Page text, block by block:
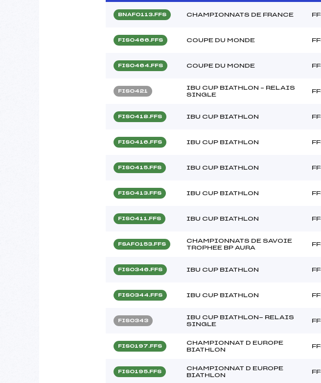
BNAF0113.FFS CHAMPIONNATS DE FRANCE
FIS0466.FFS COUPE DU MONDE
FIS0464.FFS COUPE DU MONDE
FIS0421
IBU CUP BIATHLON – RELAIS
SINGLE
FIS0418.FFS IBU CUP BIATHLON
FIS0416.FFS IBU CUP BIATHLON
FIS0415.FFS IBU CUP BIATHLON
FIS0413.FFS IBU CUP BIATHLON
FIS0411.FFS IBU CUP BIATHLON
FSAF0153.FFS
CHAMPIONNATS DE SAVOIE
TROPHEE BP AURA
FIS0346.FFS IBU CUP BIATHLON
FIS0344.FFS IBU CUP BIATHLON
FIS0343
IBU CUP BIATHLON- RELAIS
SINGLE
FIS0197.FFS
CHAMPIONNAT D EUROPE
BIATHLON
FIS0195.FFS
CHAMPIONNAT D EUROPE
BIATHLON